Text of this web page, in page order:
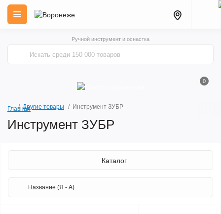
Ручной инструмент и оснастка
0
ГлавнаяДругие товары Инструмент ЗУБР
Инструмент ЗУБР
Каталог